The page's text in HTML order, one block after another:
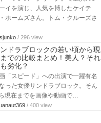
イを演じ、人気を博したケイテ
ホームズさん。トム・クルーズさ
/ 296 view
ドラブロックの若い頃から現
での比較まとめ！美人？それ
劣化？
「スピード」への出演で一躍有名
った女優サンドラブロック。そん
現在までを画像や動画で…
/ 400 view